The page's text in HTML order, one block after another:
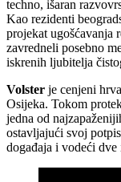
techno, išaran
Kao rezidenti
projekat ugošćavanja
zavredneli posebno
iskrenih ljubitelja
Volster je cenjeni
Osijeka. Tokom
jedna od
ostavljajući svoj
događaja i vodeći dve